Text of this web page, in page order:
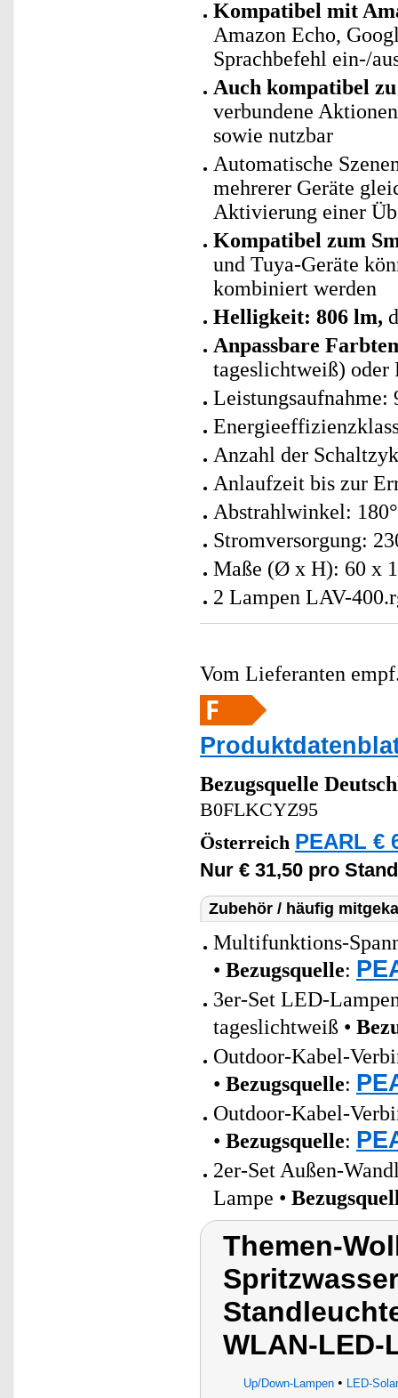
Kompatibel mit
Amazon Echo,
Sprachbefehl ein-/
Auch kompatibel
verbundene
sowie nutzbar
Automatische
mehrerer Geräte
Aktivierung einer
Kompatibel zum
und Tuya-Geräte
kombiniert werden
Helligkeit: 806 lm,
Anpassbare
tageslichtweiß) oder
Anzahl der
Anlaufzeit bis zur
Abstrahlwinkel: 180°
Stromversorgung:
Maße (Ø x H): 60 x
2 Lampen LAV-
Vom Lieferanten
Bezugsquelle
B0FLKCYZ95
Österreich PEARL €
Nur € 31,50 pro
Zubehör / häufig
Multifunktions-
• Bezugsquelle:
3er-Set LED-
tageslichtweiß •
Outdoor-Kabel-
• Bezugsquelle:
Outdoor-Kabel-
• Bezugsquelle:
2er-Set Außen-
Lampe •
Themen-
WLAN-
Up/Down-Lampen• LED-